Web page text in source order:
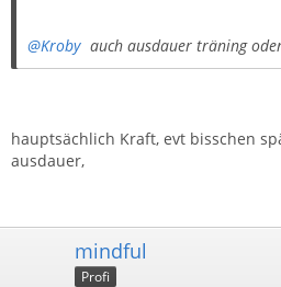
Kroby auch ausdauer träning
hauptsächlich Kraft, evt bisschen
ausdauer,
mindful
Profi